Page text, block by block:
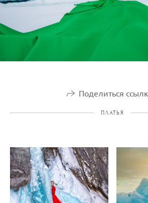
Поделиться
ПЛАТЬЯ